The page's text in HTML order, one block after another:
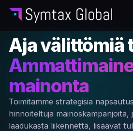
Aja välittömiä
mainonta
Toimitamme strategisia
hinnoiteltuja
laadukasta liikennettä, lisäävät